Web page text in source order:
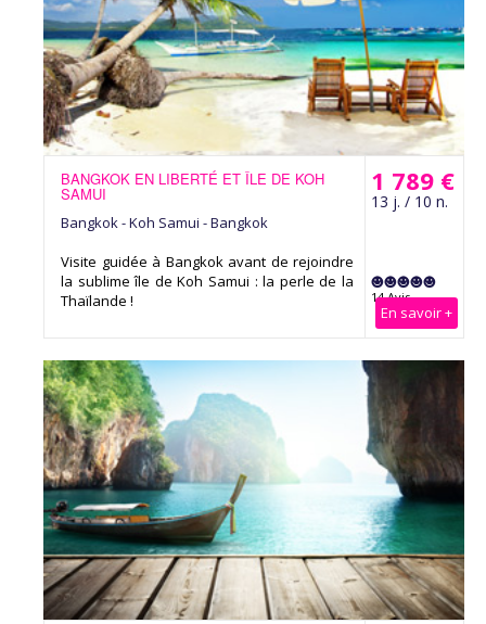
1 789 €
13 j. / 10 n.
14 Avis
En savoir +
BANGKOK EN LIBERTÉ ET ÎLE DE KOH
SAMUI
Bangkok - Koh Samui - Bangkok
Visite guidée à Bangkok avant de rejoindre
la sublime île de Koh Samui : la perle de la
Thaïlande !